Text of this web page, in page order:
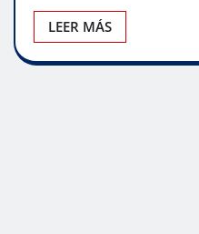
LEER MÁS